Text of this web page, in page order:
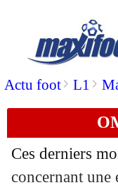
Actu foot> L1 >
Ces derniers
concernant une
Leicester
28/04 VIDEO:
28/04 Real: Di
28/04 Juve: un